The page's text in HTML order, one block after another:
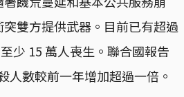
雙方提供武器。目前已有超過
少 15 萬人喪生。聯合國報告
人數較前一年增加超過一倍。